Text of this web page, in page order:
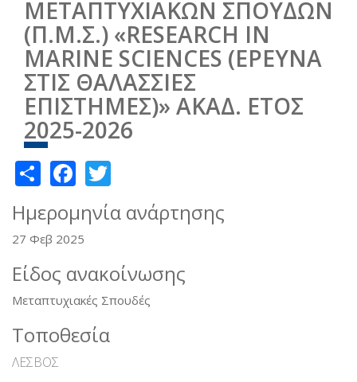
ΜΕΤΑΠΤΥΧΙΑΚΩΝ ΣΠΟΥΔΩΝ
(Π.Μ.Σ.) «RESEARCH IN
MARINE SCIENCES (ΕΡΕΥΝΑ
ΣΤΙΣ ΘΑΛΑΣΣΙΕΣ
ΕΠΙΣΤΗΜΕΣ)» ΑΚΑΔ. ΕΤΟΣ
2025-2026
ShareFacebook
Ημερομηνία ανάρτησης
27 Φεβ 2025
Είδος ανακοίνωσης
Μεταπτυχιακές Σπουδές
Τοποθεσία
ΛΕΣΒΟΣ